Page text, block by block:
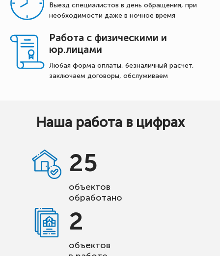
Выезд специалистов в день обращения, при
необходимости даже в ночное время
Работа с физическими и
юр.лицами
Любая форма оплаты, безналичный расчет,
заключаем договоры, обслуживаем
Наша работа в цифрах
25
объектов
обработано
2
объектов